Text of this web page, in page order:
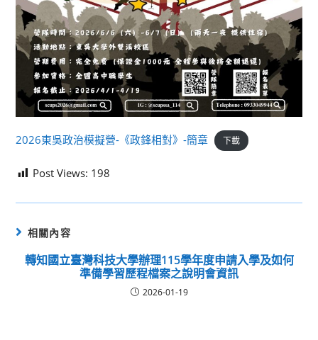
2026東吳政治模擬營-《政鋒相對》-簡章 下載
Post Views: 198
相關內容
轉知國立臺灣科技大學辦理115學年度申請入學及如何
準備學習歷程檔案之說明會資訊
2026-01-19